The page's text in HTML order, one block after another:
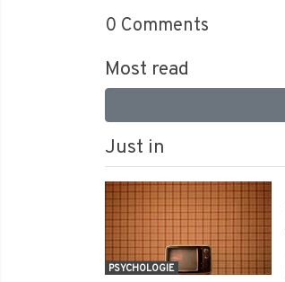
0 Comments
Most read
Just in
PSYCHOLOGIE